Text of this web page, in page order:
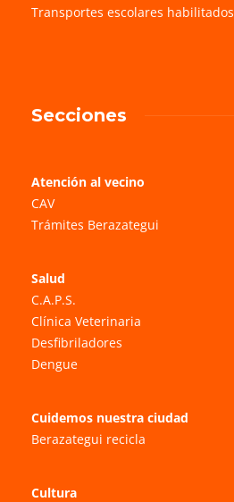
Transportes escolares habilitados
Secciones
Atención al vecino
CAV
Trámites Berazategui
Salud
C.A.P.S.
Clínica Veterinaria
Desfibriladores
Dengue
Cuidemos nuestra ciudad
Berazategui recicla
Cultura